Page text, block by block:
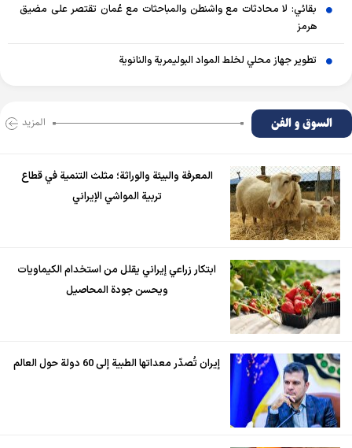
بقائي: لا محادثات مع واشنطن والمباحثات مع عُمان تقتصر على مضيق
هرمز
تطوير جهاز محلي لخلط المواد البوليمرية والنانوية
السوق و الفن المزید
المعرفة والبيئة والوراثة؛ مثلث التنمية في قطاع
تربية المواشي الإيراني
ابتكار زراعي إيراني يقلل من استخدام الكيماويات
ويحسن جودة المحاصيل
إيران تُصدّر معداتها الطبية إلى 60 دولة حول العالم